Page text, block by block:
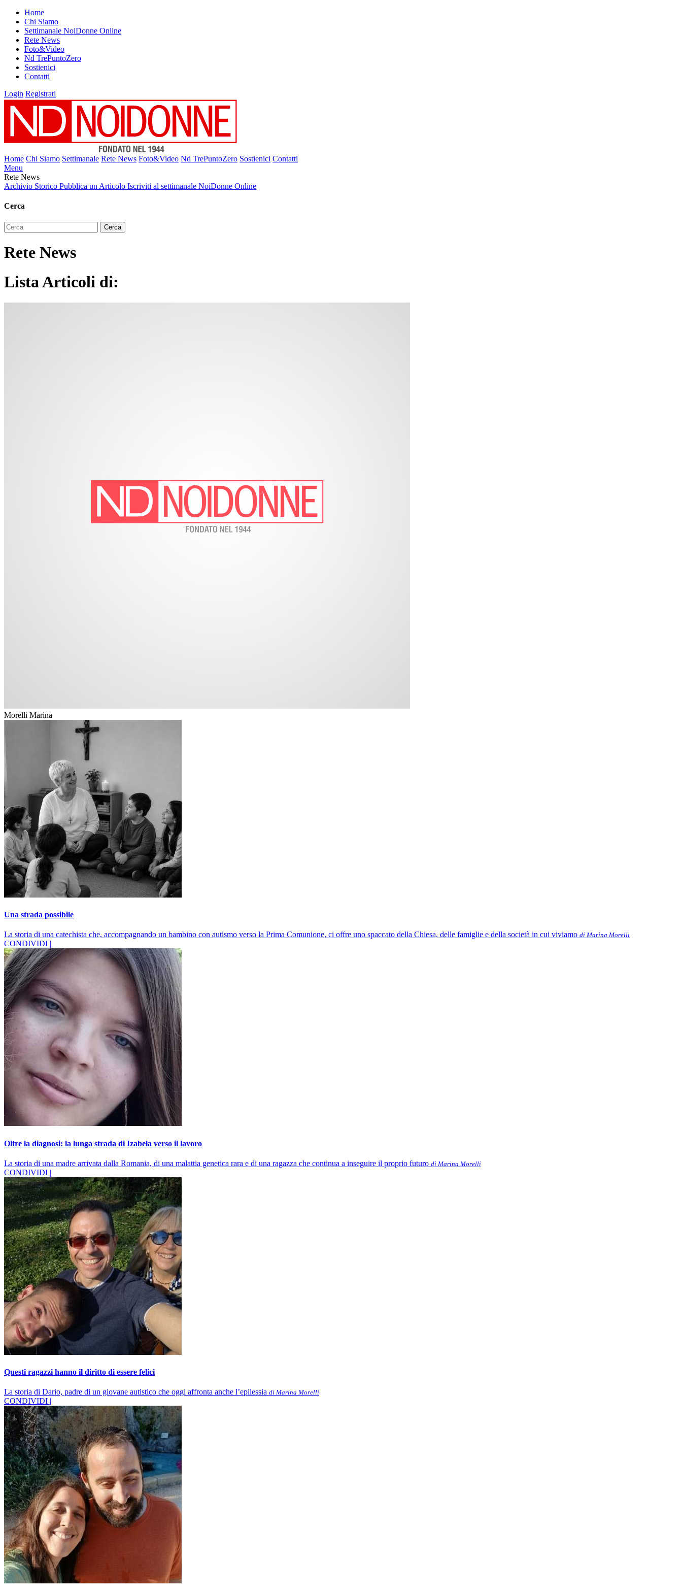
Home
Chi Siamo
Settimanale NoiDonne Online
Rete News
Foto&Video
Nd TrePuntoZero
Sostienici
Contatti
Login Registrati
Home Chi Siamo Settimanale Rete News Foto&Video Nd TrePuntoZero Sostienici Contatti
Menu
Rete News
Archivio Storico Pubblica un Articolo Iscriviti al settimanale NoiDonne Online
Cerca
Rete News
Lista Articoli di:
Morelli Marina
Una strada possibile
La storia di una catechista che, accompagnando un bambino con autismo verso la Prima Comunione, ci offre uno spaccato della Chiesa, delle famiglie e della società in cui viviamo di Marina Morelli
CONDIVIDI |
Oltre la diagnosi: la lunga strada di Izabela verso il lavoro
La storia di una madre arrivata dalla Romania, di una malattia genetica rara e di una ragazza che continua a inseguire il proprio futuro di Marina Morelli
CONDIVIDI |
Questi ragazzi hanno il diritto di essere felici
La storia di Dario, padre di un giovane autistico che oggi affronta anche l’epilessia di Marina Morelli
CONDIVIDI |